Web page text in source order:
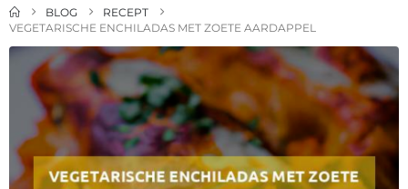
BLOG
RECEPT
VEGETARISCHE ENCHILADAS MET ZOETE AARDAPPEL